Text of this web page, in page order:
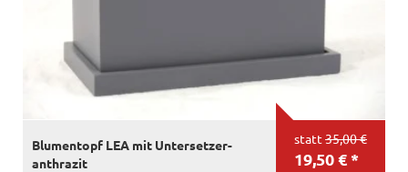
statt 35,00 €
19,50 € *
Blumentopf LEA mit Untersetzer-
anthrazit